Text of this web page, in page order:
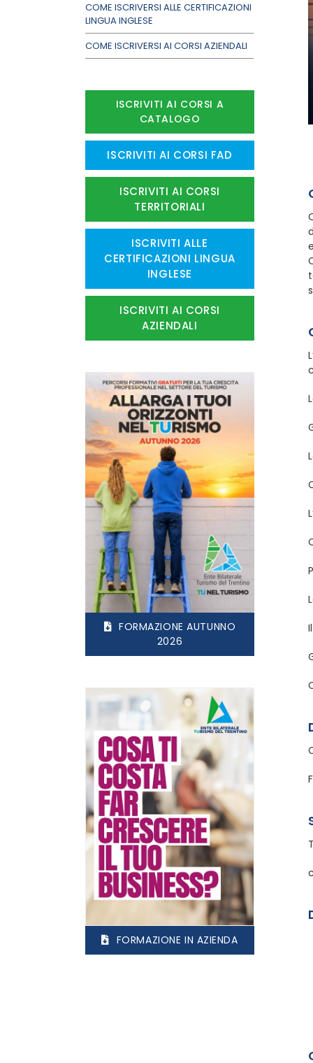
COME ISCRIVERSI ALLE CERTIFICAZIONI
LINGUA INGLESE
COME ISCRIVERSI AI CORSI AZIENDALI
ISCRIVITI AI CORSI A
CATALOGO
ISCRIVITI AI CORSI FAD
ISCRIVITI AI CORSI
TERRITORIALI
ISCRIVITI ALLE
CERTIFICAZIONI LINGUA
INGLESE
ISCRIVITI AI CORSI
AZIENDALI
FORMAZIONE AUTUNNO
2026
FORMAZIONE IN AZIENDA